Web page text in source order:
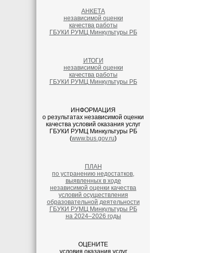
АНКЕТА
независимой оценки
качества работы
ГБУКИ РУМЦ Минкультуры РБ
ИТОГИ
независимой оценки
качества работы
ГБУКИ РУМЦ Минкультуры РБ
ИНФОРМАЦИЯ
о результатах независимой оценки
качества условий оказания услуг
ГБУКИ РУМЦ Минкультуры РБ
(www.bus.gov.ru)
ПЛАН
по устранению недостатков,
выявленных в ходе
независимой оценки качества
условий осуществления
образовательной деятельности
ГБУКИ РУМЦ Минкультуры РБ
на 2024–2026 годы
ОЦЕНИТЕ
условия оказания услуг